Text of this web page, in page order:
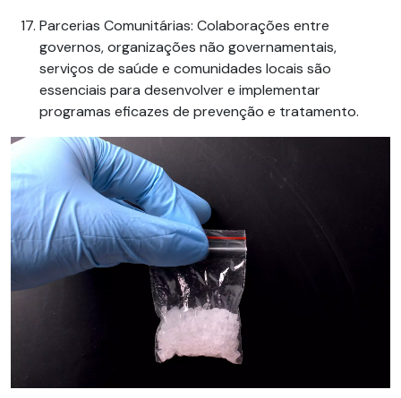
Parcerias Comunitárias: Colaborações entre
governos, organizações não governamentais,
serviços de saúde e comunidades locais são
essenciais para desenvolver e implementar
programas eficazes de prevenção e tratamento.